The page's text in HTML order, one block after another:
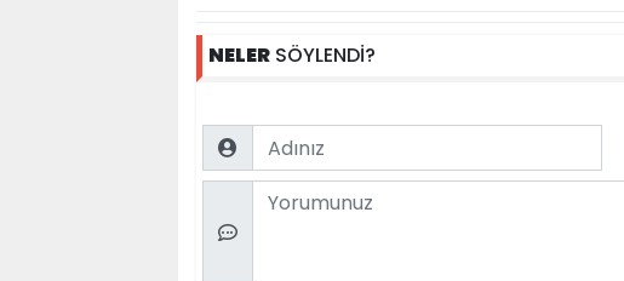
NELER SÖYLENDİ?
Name
Comment